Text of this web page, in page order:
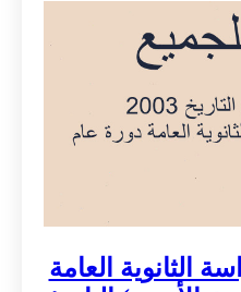
الثانوية العامة